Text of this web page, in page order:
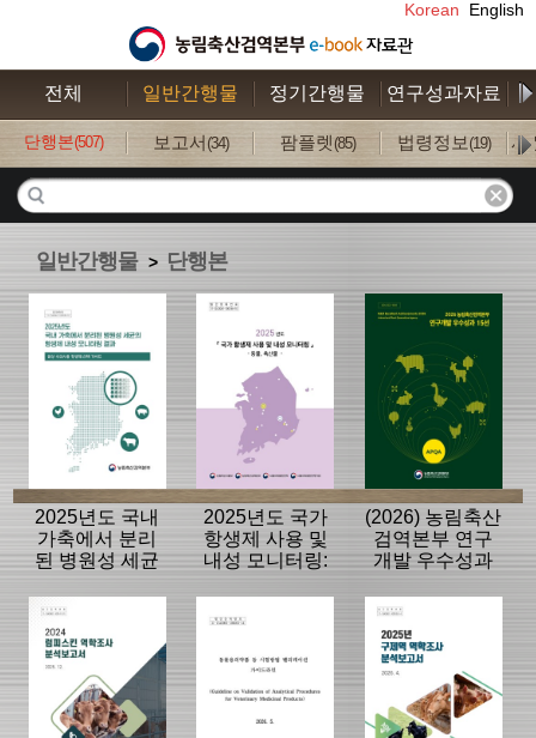
Korean English
전체 일반간행물 정기간행물 연구성과자료
단행본(507) 보고서 (34) 팜플렛 (85) 법령정보(19) 사
일반간행물 > 단행본
2025년도 국내
가축에서 분리
된 병원성 세균
모니터링 결과
2025년도 국가
항생제 사용 및
내성 모니터링:
(2026) 농림축산
검역본부 연구
개발 우수성과